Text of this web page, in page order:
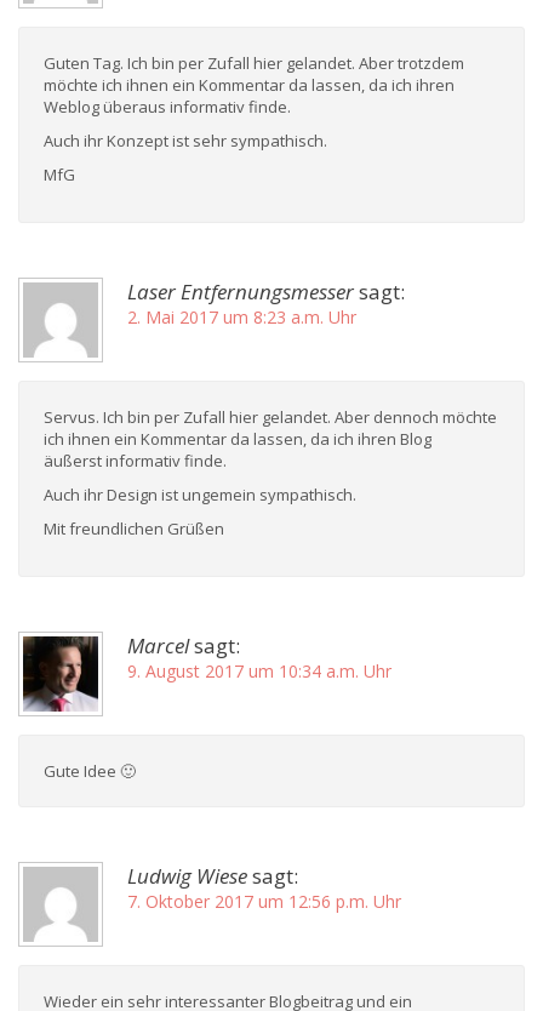
Guten Tag. Ich bin per Zufall hier gelandet. Aber trotzdem
möchte ich ihnen ein Kommentar da lassen, da ich ihren
Weblog überaus informativ finde.
Auch ihr Konzept ist sehr sympathisch.
MfG
Laser Entfernungsmessersagt:
2. Mai 2017 um 8:23 a.m. Uhr
Servus. Ich bin per Zufall hier gelandet. Aber dennoch möchte
ich ihnen ein Kommentar da lassen, da ich ihren Blog
äußerst informativ finde.
Auch ihr Design ist ungemein sympathisch.
Mit freundlichen Grüßen
Marcelsagt:
9. August 2017 um 10:34 a.m. Uhr
Gute Idee 🙂
Ludwig Wiesesagt:
7. Oktober 2017 um 12:56 p.m. Uhr
Wieder ein sehr interessanter Blogbeitrag und ein